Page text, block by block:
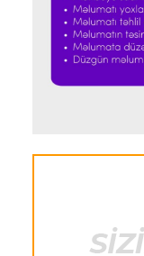
Dünya
"Prezident
istifadə edib"
"Antonelli
"Antonelli